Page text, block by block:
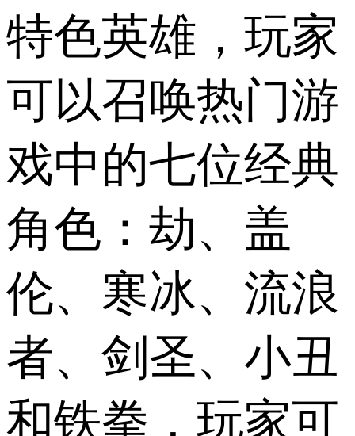
特色英雄，玩家
可以召唤热门游
戏中的七位经典
角色：劫、盖
伦、寒冰、流浪
者、剑圣、小丑
和铁拳，玩家可